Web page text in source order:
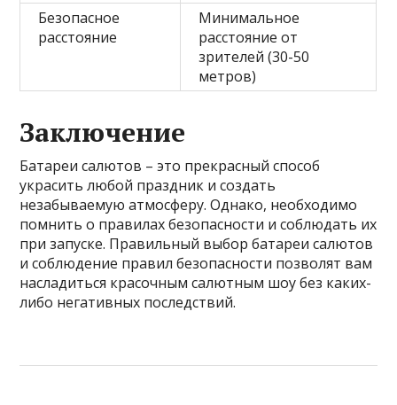
Безопасное
расстояние
Минимальное
расстояние от
зрителей (30-50
метров)
Заключение
Батареи салютов – это прекрасный способ
украсить любой праздник и создать
незабываемую атмосферу. Однако, необходимо
помнить о правилах безопасности и соблюдать их
при запуске. Правильный выбор батареи салютов
и соблюдение правил безопасности позволят вам
насладиться красочным салютным шоу без каких-
либо негативных последствий.